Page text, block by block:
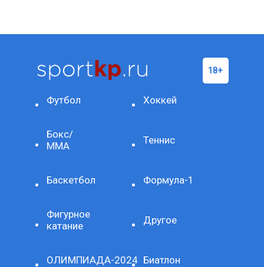
Футбол Хоккей
Бокс/
ММА
Теннис
Баскетбол Формула-1
Фигурное
катание
Другое
ОЛИМПИАДА-2024 Биатлон